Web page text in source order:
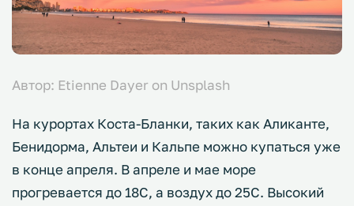
Автор: Etienne Dayer on Unsplash
На курортах Коста-Бланки, таких как Аликанте,
Бенидорма, Альтеи и Кальпе можно купаться уже
в конце апреля. В апреле и мае море
прогревается до 18С, а воздух до 25С. Высокий